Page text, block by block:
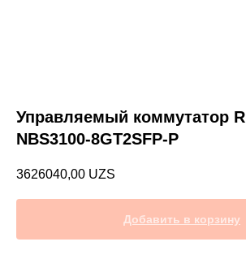
Управляемый коммутатор
NBS3100-8GT2SFP-P
3626040,00 UZS
Добавить в корзину